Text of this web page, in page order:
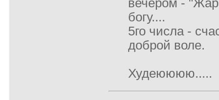
вечером -
богу....
5го числа -
доброй воле.
Худеюююю.....